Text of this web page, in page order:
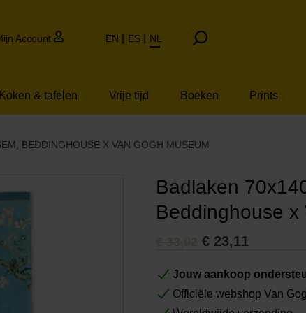
Account EN ES NL
Koken & tafelen Vrije tijd Boeken Prints
BEDDINGHOUSE X VAN GOGH MUSEUM
Badlaken
Beddinghouse x
€ 23,11
Jouw aankoop
Officiële webshop Van